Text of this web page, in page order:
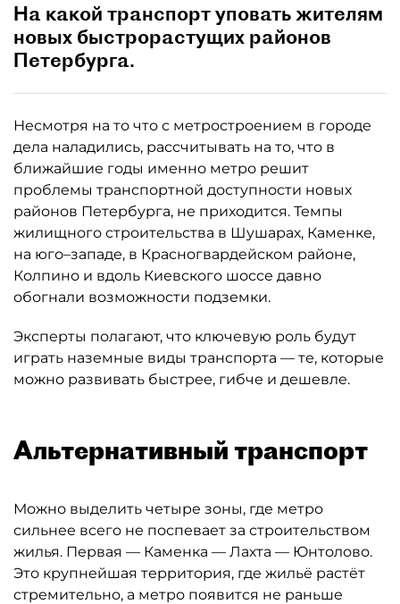
На какой транспорт уповать жителям
новых быстрорастущих районов
Петербурга.
Несмотря на то что с метростроением в городе
дела наладились, рассчитывать на то, что в
ближайшие годы именно метро решит
проблемы транспортной доступности новых
районов Петербурга, не приходится. Темпы
жилищного строительства в Шушарах, Каменке,
на юго–западе, в Красногвардейском районе,
Колпино и вдоль Киевского шоссе давно
обогнали возможности подземки.
Эксперты полагают, что ключевую роль будут
играть наземные виды транспорта — те, которые
можно развивать быстрее, гибче и дешевле.
Альтернативный транспорт
Можно выделить четыре зоны, где метро
сильнее всего не поспевает за строительством
жилья. Первая — Каменка — Лахта — Юнтолово.
Это крупнейшая территория, где жильё растёт
стремительно, а метро появится не раньше